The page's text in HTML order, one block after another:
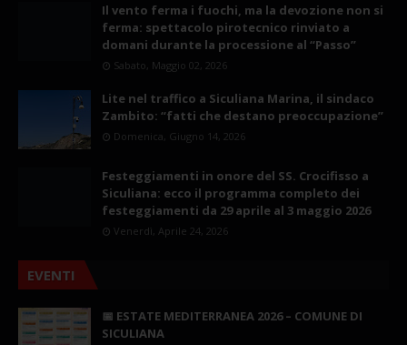
Il vento ferma i fuochi, ma la devozione non si
ferma: spettacolo pirotecnico rinviato a
domani durante la processione al “Passo”
Sabato, Maggio 02, 2026
Lite nel traffico a Siculiana Marina, il sindaco
Zambito: “fatti che destano preoccupazione”
Domenica, Giugno 14, 2026
Festeggiamenti in onore del SS. Crocifisso a
Siculiana: ecco il programma completo dei
festeggiamenti da 29 aprile al 3 maggio 2026
Venerdì, Aprile 24, 2026
EVENTI
📅 ESTATE MEDITERRANEA 2026 – COMUNE DI
SICULIANA